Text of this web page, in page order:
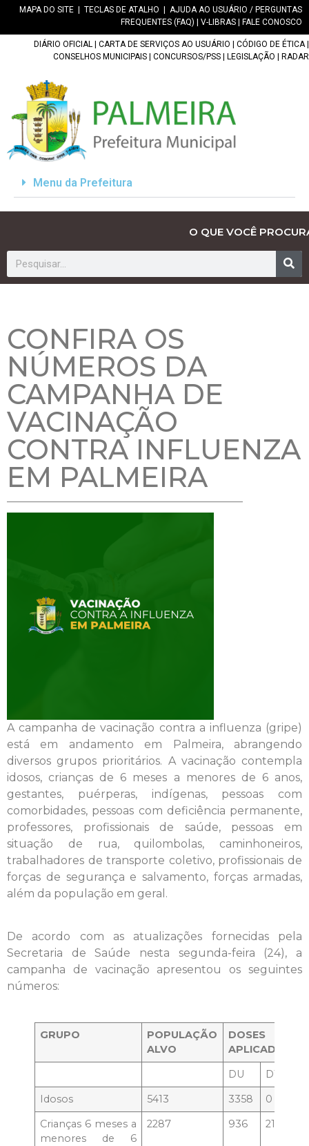
MAPA DO SITE TECLAS DE ATALHO
AJUDA AO USUÁRIO / PERGUNTAS
FREQUENTES (FAQ)
V-LIBRAS FALE CONOSCO
DIÁRIO OFICIAL CARTA DE SERVIÇOS AO USUÁRIO CÓDIGO DE ÉTICA|
CONSELHOS MUNICIPAIS
CONCURSOS/PSS LEGISLAÇÃO RADAR
Menu da Prefeitura
O QUE VOCÊ
CONFIRA OS
NÚMEROS DA
CAMPANHA DE
VACINAÇÃO
CONTRA INFLUENZA
EM PALMEIRA
A campanha de vacinação contra a influenza (gripe)
está em andamento em Palmeira, abrangendo
diversos grupos prioritários. A vacinação contempla
idosos, crianças de 6 meses a menores de 6 anos,
gestantes, puérperas, indígenas, pessoas com
comorbidades, pessoas com deficiência permanente,
professores, profissionais de saúde, pessoas em
situação de rua, quilombolas, caminhoneiros,
trabalhadores de transporte coletivo, profissionais de
forças de segurança e salvamento, forças armadas,
além da população em geral.
De acordo com as atualizações fornecidas pela
Secretaria de Saúde nesta segunda-feira (24), a
campanha de vacinação apresentou os seguintes
números:
GRUPO
POPULAÇÃO
ALVO
DOSES
APLICADAS
DU
D1
Idosos
5413 3358 0
Crianças 6 meses a
menores de 6
2287 936 218